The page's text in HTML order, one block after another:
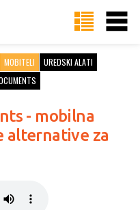
MOBITELI
UREDSKI ALATI
- mobilna
alternative za